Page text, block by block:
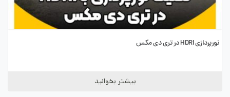
نورپردازی HDRI در تری دی مکس
بیشتر بخوانید